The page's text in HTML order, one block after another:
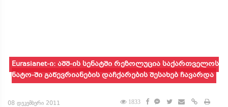
Eurasianet-ი: აშშ-ის სენატში რეზოლუცია საქართველოს
ნატო-ში გაწევრიანების დაჩქარების შესახებ ჩავარდა
08 დეკემბერი 2011 1833